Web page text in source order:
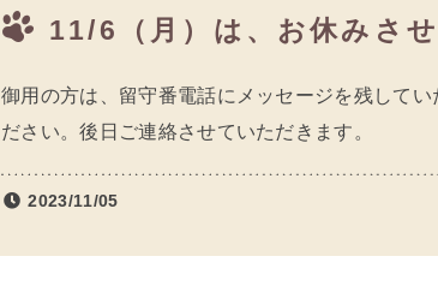
11/6（月）は、お休みさ
御用の方は、留守番電話にメッセージを残して
ださい。後日ご連絡させていただきます。
2023/11/05